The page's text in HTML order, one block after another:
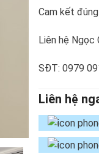
Cam kết
Liên hệ
SĐT: 0979
Liên hệ